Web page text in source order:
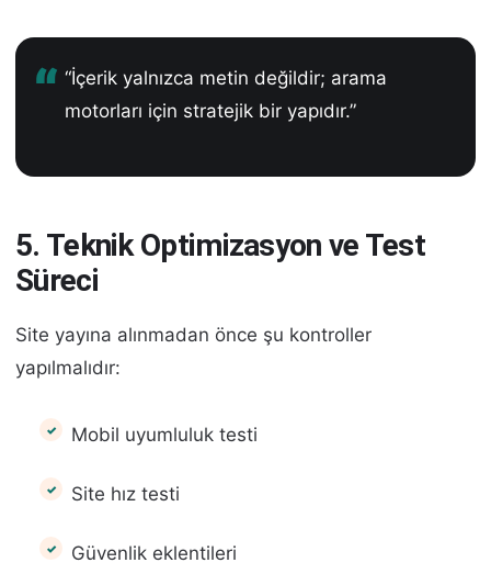
“İçerik yalnızca metin değildir; arama
motorları için stratejik bir yapıdır.”
5. Teknik Optimizasyon ve Test
Süreci
Site yayına alınmadan önce şu kontroller
yapılmalıdır:
Mobil uyumluluk testi
Site hız testi
Güvenlik eklentileri